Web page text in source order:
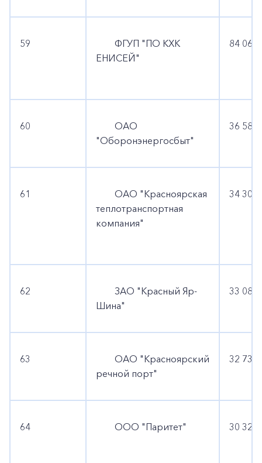
59
ФГУП "ПО КХК
ЕНИСЕЙ"
84 060
60
ОАО
"Оборонэнергосбыт"
36 589
61
ОАО "Красноярская
теплотранспортная
компания"
34 306
62
ЗАО "Красный Яр-
Шина"
33 081
63
ОАО "Красноярский
речной порт"
32 735
64 ООО "Паритет" 30 325